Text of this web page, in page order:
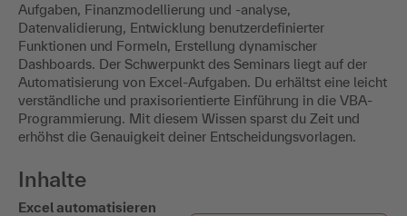
Aufgaben, Finanzmodellierung und -analyse,
Datenvalidierung, Entwicklung benutzerdefinierter
Funktionen und Formeln, Erstellung dynamischer
Dashboards. Der Schwerpunkt des Seminars liegt auf der
Automatisierung von Excel-Aufgaben. Du erhältst eine leicht
verständliche und praxisorientierte Einführung in die VBA-
Programmierung. Mit diesem Wissen sparst du Zeit und
erhöhst die Genauigkeit deiner Entscheidungsvorlagen.
Inhalte
Excel automatisieren